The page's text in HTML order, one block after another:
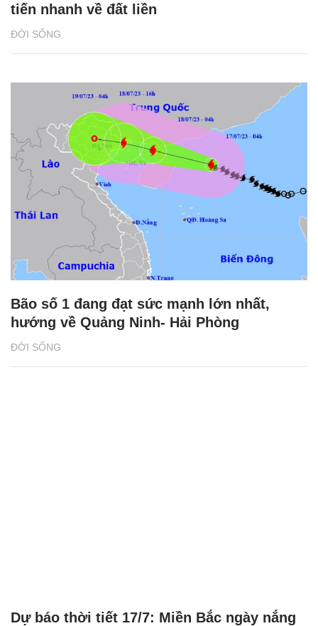
ĐỜI SỐNG
tiến nhanh về đất liền
ĐỜI SỐNG
Bão số 1 đang đạt sức mạnh lớn nhất,
hướng về Quảng Ninh- Hải Phòng
Dự báo thời tiết 17/7: Miền Bắc ngày nắng